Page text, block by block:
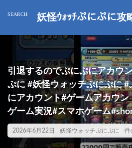
妖怪ｳｫｯﾁぷにぷに攻
引退するのでぷにぷにアカウ
ぷに #妖怪ウォッチぷにぷに
にアカウント#ゲームアカウ
ゲーム実況#スマホゲーム
2026年6月22日 妖怪ウォッチぷにぷに 件